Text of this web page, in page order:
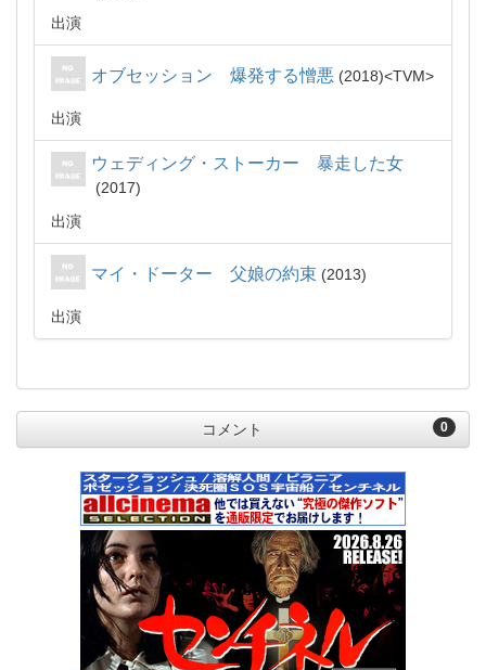
出演
オブセッション 爆発する憎悪 2018 TVM
出演
ウェディング・ストーカー 暴走した女
2017
出演
マイ・ドーター 父娘の約束 2013
出演
0
コメント